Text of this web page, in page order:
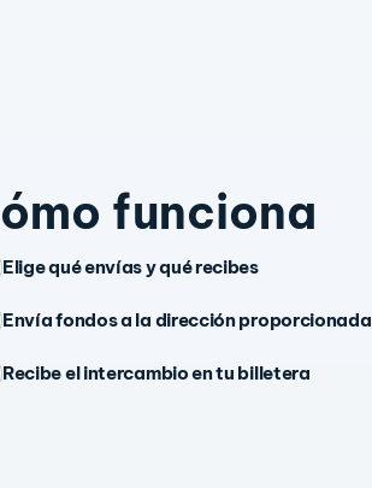
funciona
Elige qué envías y qué recibes
Envía fondos a la dirección proporcionada
Recibe el intercambio en tu billetera